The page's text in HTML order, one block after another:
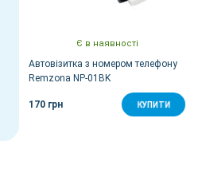
Є в наявності
Автовізитка з номером телефону
Remzona NP-01BK
170 грн КУПИТИ